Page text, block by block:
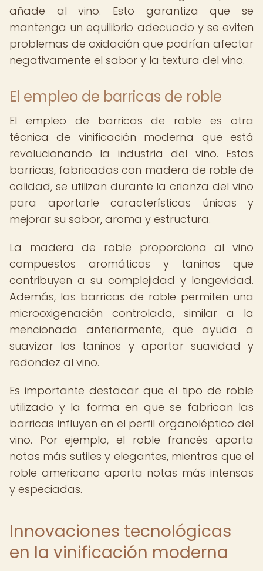
añade al vino. Esto garantiza que se
mantenga un equilibrio adecuado y se eviten
problemas de oxidación que podrían afectar
negativamente el sabor y la textura del vino.
El empleo de barricas de roble
El empleo de barricas de roble es otra
técnica de vinificación moderna que está
revolucionando la industria del vino. Estas
barricas, fabricadas con madera de roble de
calidad, se utilizan durante la crianza del vino
para aportarle características únicas y
mejorar su sabor, aroma y estructura.
La madera de roble proporciona al vino
compuestos aromáticos y taninos que
contribuyen a su complejidad y longevidad.
Además, las barricas de roble permiten una
microoxigenación controlada, similar a la
mencionada anteriormente, que ayuda a
suavizar los taninos y aportar suavidad y
redondez al vino.
Es importante destacar que el tipo de roble
utilizado y la forma en que se fabrican las
barricas influyen en el perfil organoléptico del
vino. Por ejemplo, el roble francés aporta
notas más sutiles y elegantes, mientras que el
roble americano aporta notas más intensas
y especiadas.
Innovaciones tecnológicas
en la vinificación moderna